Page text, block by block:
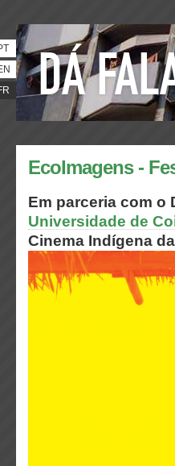
EcoImagens -
Em parceria com o
Universidade de
Cinema Indígena